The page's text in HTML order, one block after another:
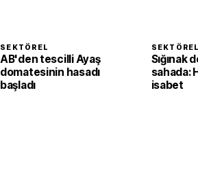
SEKTÖREL
AB'den tescilli Ayaş
domatesinin hasadı
başladı
SEKTÖREL
Sığınak
sahada:
isabet